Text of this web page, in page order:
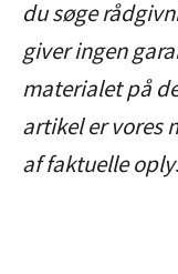
kontrol, kan
nøjes med
renter. Læs
du søge
giver ingen
materialet på
artikel er vores
af faktuelle